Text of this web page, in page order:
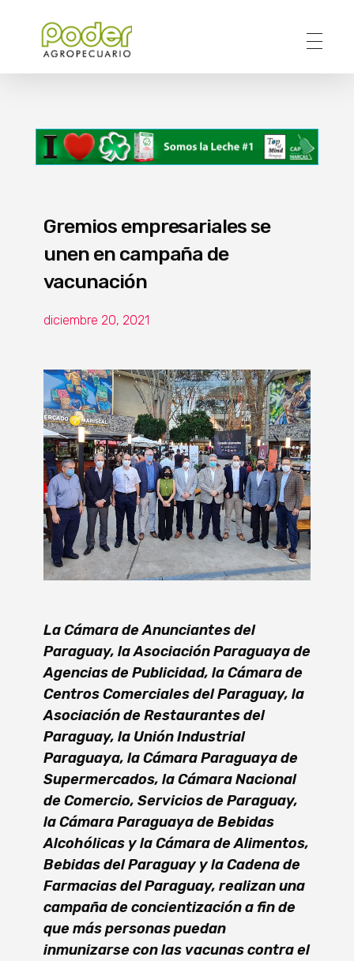
Gremios empresariales se
unen en campaña de
vacunación
diciembre 20, 2021
La Cámara de Anunciantes del
Paraguay, la Asociación Paraguaya de
Agencias de Publicidad, la Cámara de
Centros Comerciales del Paraguay, la
Asociación de Restaurantes del
Paraguay, la Unión Industrial
Paraguaya, la Cámara Paraguaya de
Supermercados, la Cámara Nacional
de Comercio, Servicios de Paraguay,
la Cámara Paraguaya de Bebidas
Alcohólicas y la Cámara de Alimentos,
Bebidas del Paraguay y la Cadena de
Farmacias del Paraguay, realizan una
campaña de concientización a fin de
que más personas puedan
inmunizarse con las vacunas contra el